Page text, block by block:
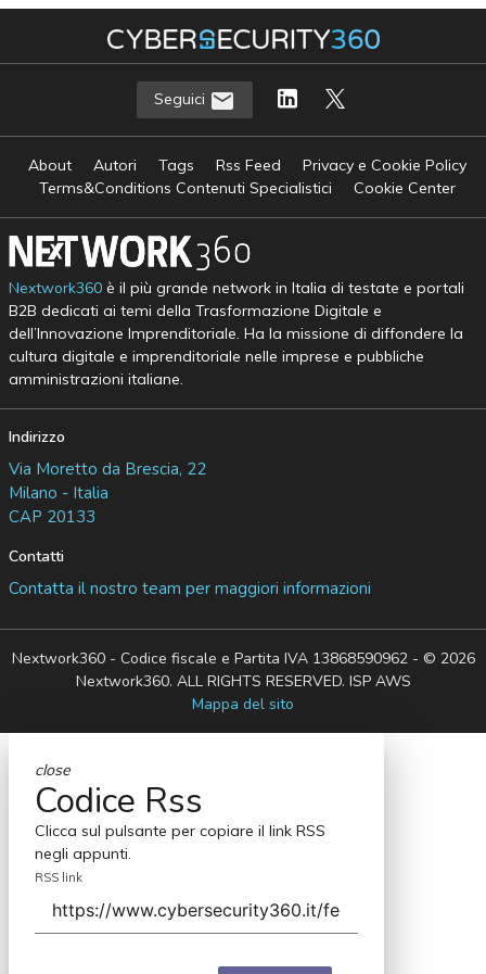
Seguici
About Autori Tags Rss Feed
Privacy e Cookie Policy
Terms&Conditions Contenuti Specialistici
Cookie Center
Nextwork360è il più grande network in Italia di testate e portali
B2B dedicati ai temi della Trasformazione Digitale e
dell’Innovazione Imprenditoriale. Ha la missione di diffondere la
cultura digitale e imprenditoriale nelle imprese e pubbliche
amministrazioni italiane.
Indirizzo
Via Moretto da Brescia, 22
Milano - Italia
CAP 20133
Contatti
Contatta il nostro team per maggiori informazioni
Nextwork360 - Codice fiscale e Partita IVA 13868590962 - © 2026
Nextwork360. ALL RIGHTS RESERVED. ISP AWS
Mappa del sito
close
Codice Rss
Clicca sul pulsante per copiare il link RSS
negli appunti.
RSS link